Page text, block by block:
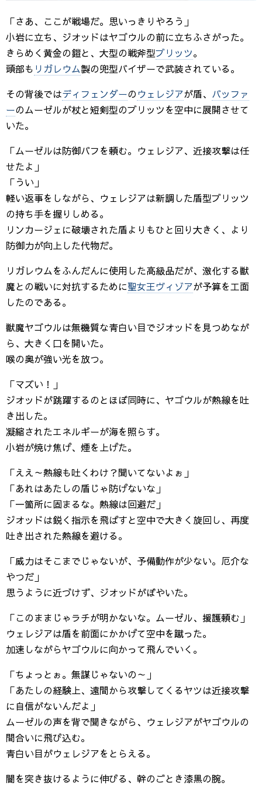
「さあ、ここが戦場だ。思いっきりやろう」
小岩に立ち、ジオッドはヤゴウルの前に立ちふさがった。
きらめく黄金の鎧と、大型の戦斧型ブリッツ。
頭部も リガレウム製の兜型バイザーで武装されている。
その背後ではディフェンダーのウェレジアが盾、 バッファ
ーのムーゼルが杖と短剣型のブリッツを空中に展開させて
いた。
「ムーゼルは防御バフを頼む。ウェレジア、近接攻撃は任
せたよ」
「うい」
軽い返事をしながら、ウェレジアは新調した盾型ブリッツ
の持ち手を握りしめる。
リンカージェに破壊された盾よりもひと回り大きく、より
防御力が向上した代物だ。
リガレウムをふんだんに使用した高級品だが、激化する獣
魔との戦いに対抗するために聖女王ヴィゾアが予算を工面
したのである。
獣魔ヤゴウルは無機質な青白い目でジオッドを見つめなが
ら、大きく口を開いた。
喉の奥が強い光を放つ。
「マズい！」
ジオッドが跳躍するのとほぼ同時に、ヤゴウルが熱線を吐
き出した。
凝縮されたエネルギーが海を照らす。
小岩が焼け焦げ、煙を上げた。
「ええ～熱線も吐くわけ？聞いてないよぉ」
「あれはあたしの盾じゃ防げないな」
「一箇所に固まるな。熱線は回避だ」
ジオッドは鋭く指示を飛ばすと空中で大きく旋回し、再度
吐き出された熱線を避ける。
「威力はそこまでじゃないが、予備動作が少ない。厄介な
やつだ」
思うように近づけず、ジオッドがぼやいた。
「このままじゃラチが明かないな。ムーゼル、援護頼む」
ウェレジアは盾を前面にかかげて空中を蹴った。
加速しながらヤゴウルに向かって飛んでいく。
「ちょっとぉ。無謀じゃないの～」
「あたしの経験上、遠間から攻撃してくるヤツは近接攻撃
に自信がないんだよ」
ムーゼルの声を背で聞きながら、ウェレジアがヤゴウルの
間合いに飛び込む。
青白い目がウェレジアをとらえる。
闇を突き抜けるように伸びる、幹のごとき漆黒の腕。